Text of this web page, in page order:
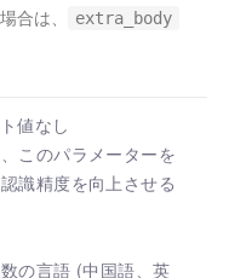
合は、
extra_body
値なし
このパラメーターを
識精度を向上させる
の言語 (中国語、英